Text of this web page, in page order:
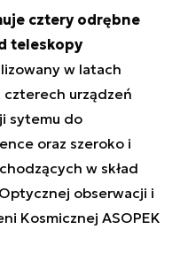
cztery odrębne
teleskopy
w latach
urządzeń
sytemu do
oraz szeroko i
w skład
obserwacji i
Kosmicznej ASOPEK